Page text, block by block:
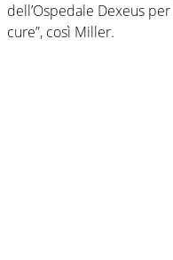
dell’Ospedale Dexeus
cure”, così Miller.